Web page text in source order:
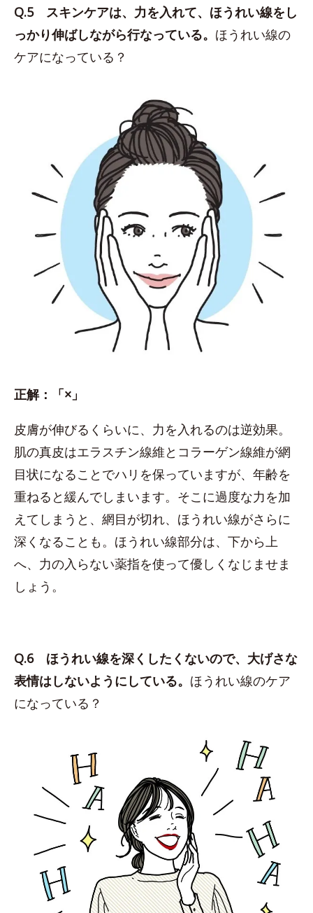
Q.5 スキンケアは、力を入れて、ほうれい線をし
っかり伸ばしながら行なっている。 ほうれい線の
ケアになっている？
正解：「×」
皮膚が伸びるくらいに、力を入れるのは逆効果。
肌の真皮はエラスチン線維とコラーゲン線維が網
目状になることでハリを保っていますが、年齢を
重ねると緩んでしまいます。そこに過度な力を加
えてしまうと、網目が切れ、ほうれい線がさらに
深くなることも。ほうれい線部分は、下から上
へ、力の入らない薬指を使って優しくなじませま
しょう。
Q.6 ほうれい線を深くしたくないので、大げさな
表情はしないようにしている。 ほうれい線のケア
になっている？